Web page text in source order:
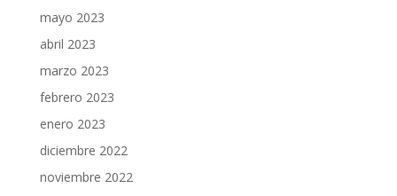
mayo 2023
abril 2023
marzo 2023
febrero 2023
enero 2023
diciembre 2022
noviembre 2022